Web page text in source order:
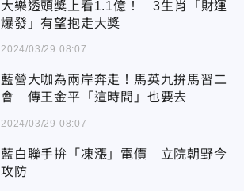
大樂透頭獎上看1.1億！ 3生肖「財運
爆發」有望抱走大獎
2024/03/29 08:07
藍營大咖為兩岸奔走！馬英九拚馬習二
會 傳王金平「這時間」也要去
2024/03/29 08:07
藍白聯手拚「凍漲」電價 立院朝野今
攻防